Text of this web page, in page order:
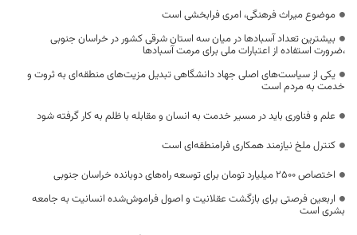
موضوع میراث فرهنگی، امری فرابخشی است
بیشترین تعداد آسبادها در میان سه استان شرقی کشور در خراسان جنوبی
،ضرورت استفاده از اعتبارات ملی برای مرمت آسبادها
یکی از سیاست‌های اصلی جهاد دانشگاهی تبدیل مزیت‌های منطقه‌ای به ثروت و
خدمت به مردم است
علم و فناوری باید در مسیر خدمت به انسان و مقابله با ظلم به کار گرفته شود
کنترل ملخ نیازمند همکاری فرامنطقه‌ای است
اختصاص 2500 میلیارد تومان برای توسعه راه‌های دوبانده خراسان جنوبی
اربعین فرصتی برای بازگشت عقلانیت و اصول فراموش‌شده انسانیت به جامعه
بشری است